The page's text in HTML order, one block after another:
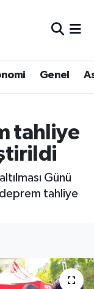
Genel
tahliye
Günü
tahliye